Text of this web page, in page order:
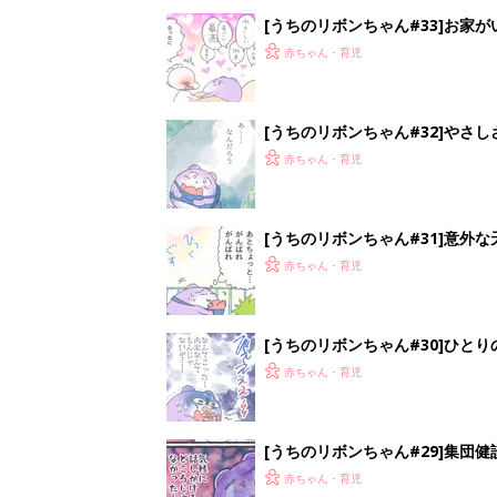
[うちのリボンちゃん#33]お家が
赤ちゃん・育児
[うちのリボンちゃん#32]やさし
赤ちゃん・育児
[うちのリボンちゃん#31]意外
赤ちゃん・育児
[うちのリボンちゃん#30]ひとり
赤ちゃん・育児
[うちのリボンちゃん#29]集団健
赤ちゃん・育児